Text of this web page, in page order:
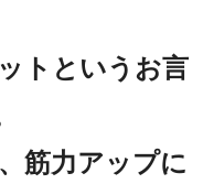
トというお言
筋力アップに